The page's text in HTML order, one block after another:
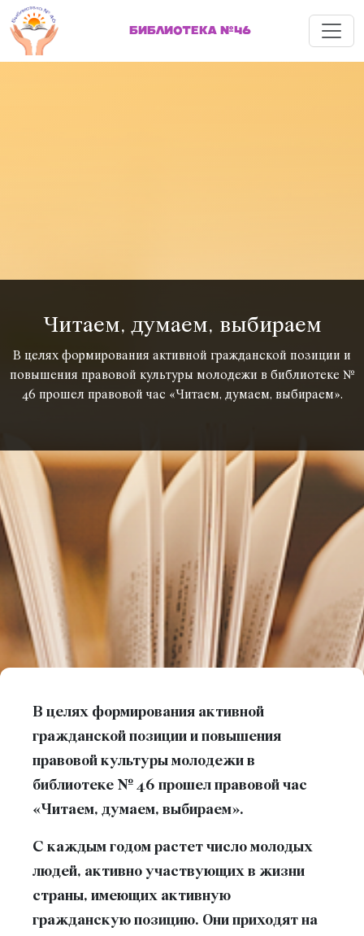
БИБЛИОТЕКА №46 Меню
Читаем, думаем, выбираем
В целях формирования активной гражданской позиции и
повышения правовой культуры молодежи в библиотеке №
46 прошел правовой час «Читаем, думаем, выбираем».
В целях формирования активной
гражданской позиции и повышения
правовой культуры молодежи в
библиотеке № 46 прошел правовой час
«Читаем, думаем, выбираем».
С каждым годом растет число молодых
людей, активно участвующих в жизни
страны, имеющих активную
гражданскую позицию. Они приходят на